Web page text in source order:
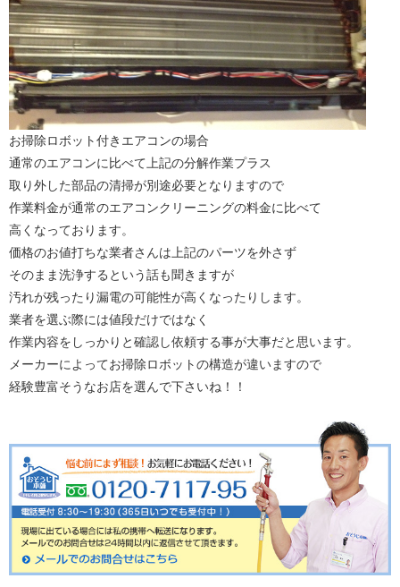
お掃除ロボット付きエアコンの場合
通常のエアコンに比べて上記の分解作業プラス
取り外した部品の清掃が別途必要となりますので
作業料金が通常のエアコンクリーニングの料金に比べて
高くなっております。
価格のお値打ちな業者さんは上記のパーツを外さず
そのまま洗浄するという話も聞きますが
汚れが残ったり漏電の可能性が高くなったりします。
業者を選ぶ際には値段だけではなく
作業内容をしっかりと確認し依頼する事が大事だと思います。
メーカーによってお掃除ロボットの構造が違いますので
経験豊富そうなお店を選んで下さいね！！